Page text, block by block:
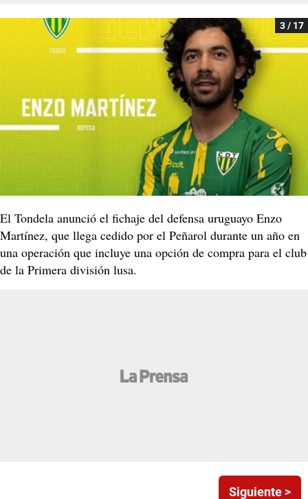
3 / 17
El Tondela anunció el fichaje del defensa uruguayo Enzo
Martínez, que llega cedido por el Peñarol durante un año en
una operación que incluye una opción de compra para el club
de la Primera división lusa.
Siguiente >